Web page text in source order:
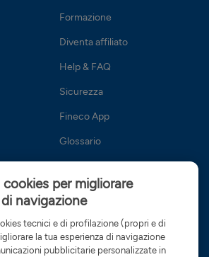
Formazione
Diventa affiliato
Help & FAQ
Sicurezza
Fineco App
Glossario
cookies per migliorare
di navigazione
tecnici e di profilazione (propri e di
la tua esperienza di navigazione
pubblicitarie personalizzate in